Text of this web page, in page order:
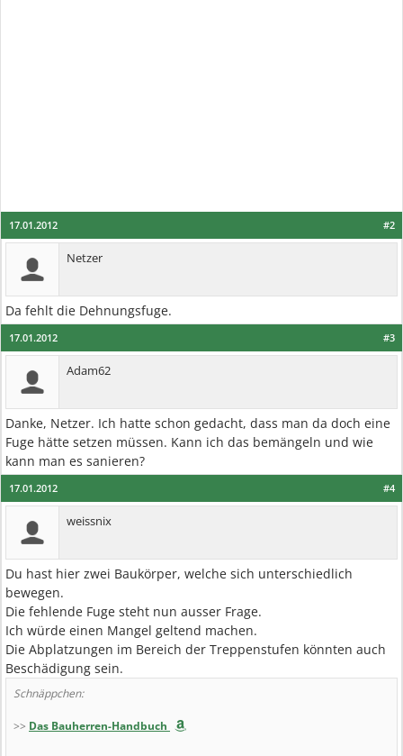
#2
17.01.2012
Netzer
Da fehlt die Dehnungsfuge.
#3
17.01.2012
Adam62
Danke, Netzer. Ich hatte schon gedacht, dass man da doch eine
Fuge hätte setzen müssen. Kann ich das bemängeln und wie
kann man es sanieren?
#4
17.01.2012
weissnix
Du hast hier zwei Baukörper, welche sich unterschiedlich
bewegen.
Die fehlende Fuge steht nun ausser Frage.
Ich würde einen Mangel geltend machen.
Die Abplatzungen im Bereich der Treppenstufen könnten auch
Beschädigung sein.
Schnäppchen:
>> Das Bauherren-Handbuch